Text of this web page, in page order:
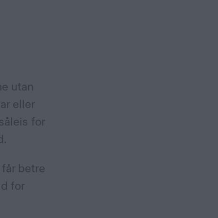
utan
eller
for
betre
for